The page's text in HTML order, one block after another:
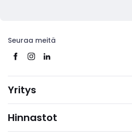
Seuraa meitä
Yritys
Hinnastot